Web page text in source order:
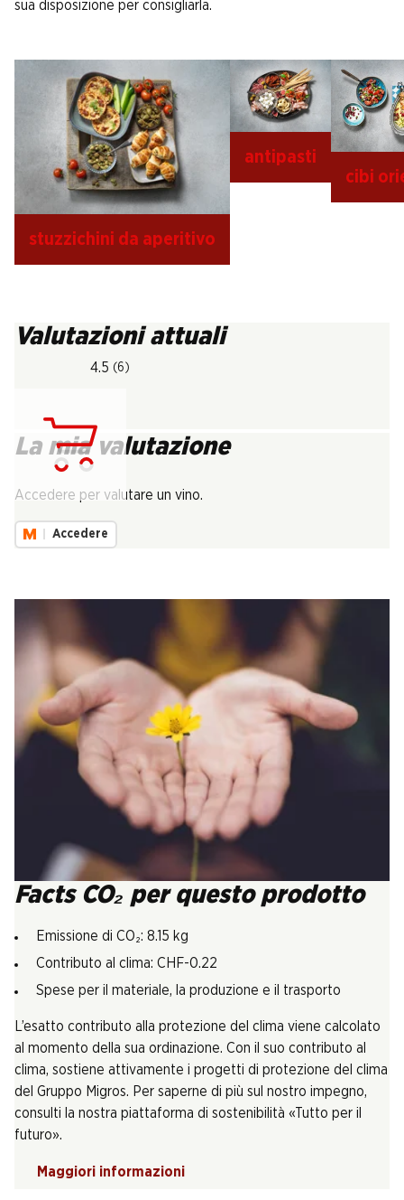
sua disposizione per consigliarla.
stuzzichini da aperitivo
antipasti
cibi
Valutazioni attuali
4.5 (6)
La mia valutazione
Accedere per valutare un vino.
Accedere
Facts CO₂ per questo prodotto
Emissione di CO₂: 8.15 kg
Contributo al clima: CHF-0.22
Spese per il materiale, la produzione e il trasporto
L’esatto contributo alla protezione del clima viene calcolato
al momento della sua ordinazione. Con il suo contributo al
clima, sostiene attivamente i progetti di protezione del clima
del Gruppo Migros. Per saperne di più sul nostro impegno,
consulti la nostra piattaforma di sostenibilità «Tutto per il
futuro».
Maggiori informazioni